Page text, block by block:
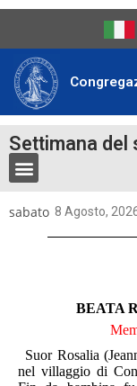
Settimana del
sabato 8 Agosto,
BEATA
Suor Rosalia
nel villaggio di